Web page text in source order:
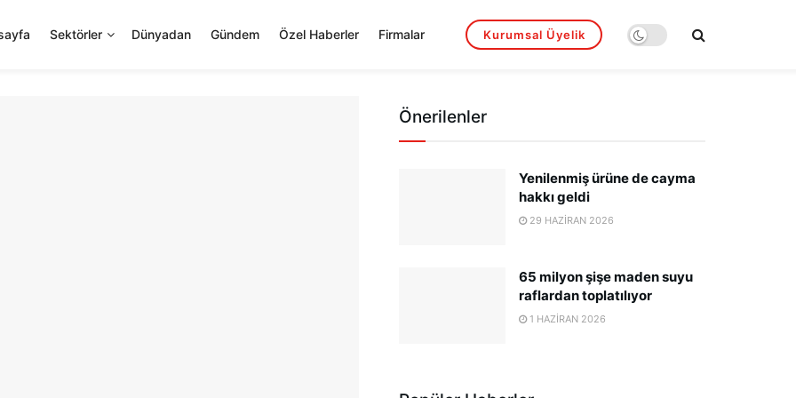
Sektörler Dünyadan Gündem Özel Haberler Firmalar Kurumsal Üyelik
Önerilenler
Yenilenmiş ürüne de cayma
hakkı geldi
29 HAZIRAN 2026
65 milyon şişe maden suyu
raflardan toplatılıyor
1 HAZIRAN 2026